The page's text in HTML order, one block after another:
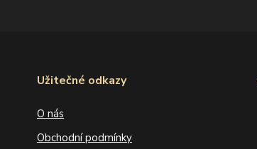
Užitečné odkazy
O nás
Obchodní podmínky